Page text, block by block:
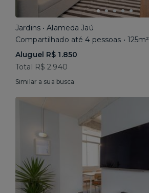
Jardins • Alameda Jaú
Compartilhado até 4 pessoas • 125m²
Aluguel R$ 1.850
Total R$ 2.940
Similar a sua busca